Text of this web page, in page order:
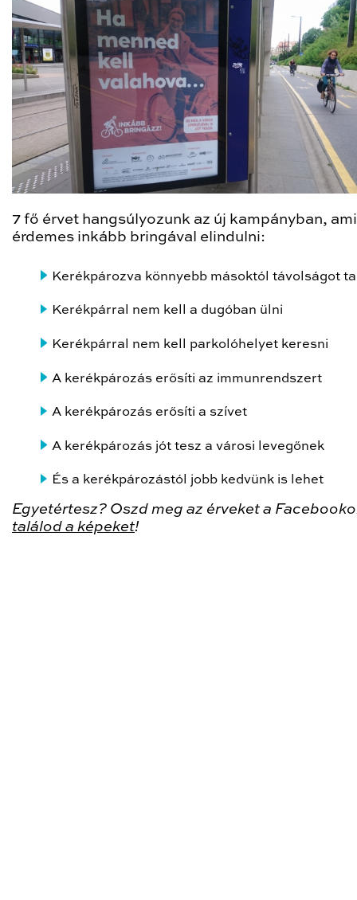
7 fő érvet hangsúlyozunk az új kampányban,
érdemes inkább bringával elindulni:
Kerékpározva könnyebb másoktól távolságot
Kerékpárral nem kell a dugóban ülni
Kerékpárral nem kell parkolóhelyet keresni
A kerékpározás erősíti az immunrendszert
A kerékpározás erősíti a szívet
A kerékpározás jót tesz a városi levegőnek
És a kerékpározástól jobb kedvünk is lehet
Egyetértesz? Oszd meg az érveket a
találod a képeket!